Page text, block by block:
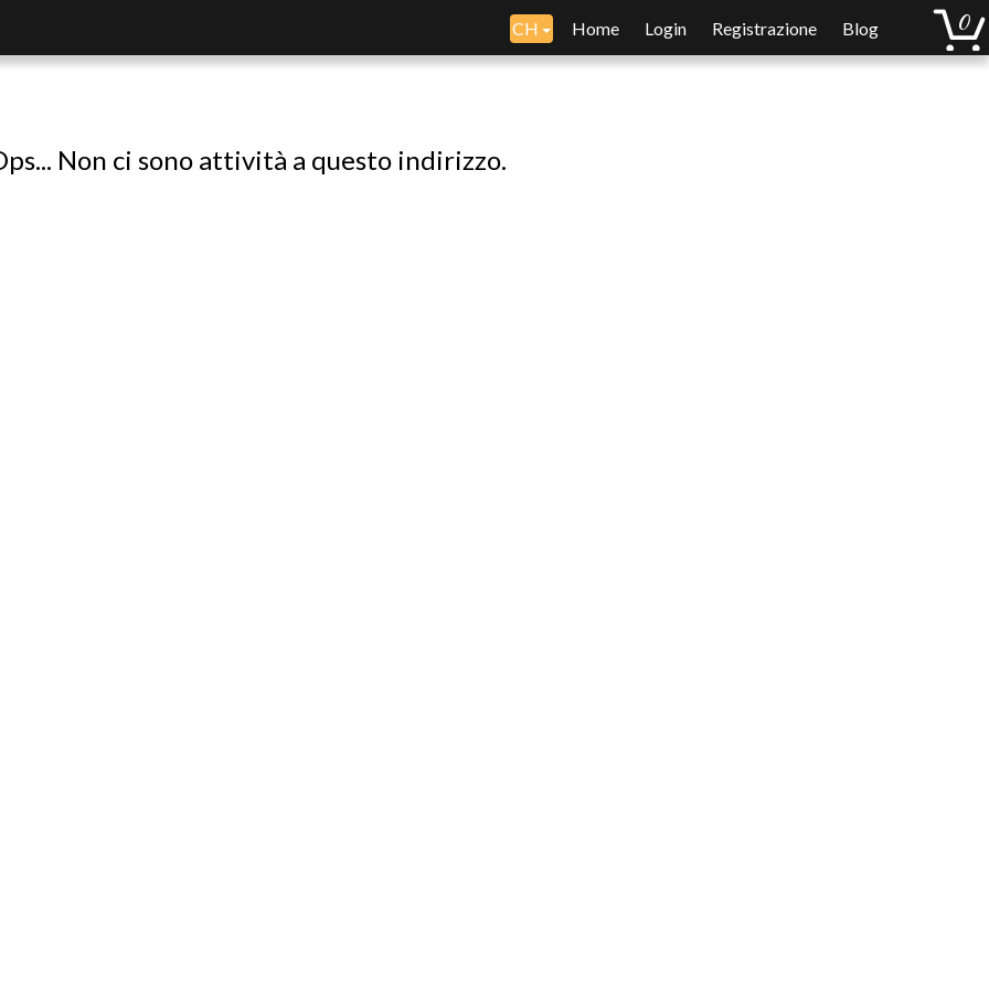
CH Home Login Registrazione Blog
Non ci sono attività a questo indirizzo.